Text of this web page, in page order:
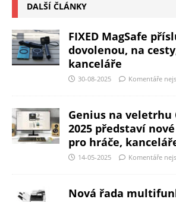
DALŠÍ ČLÁNKY
FIXED MagSafe
dovolenou, na
kanceláře
30-08-2025 Komentáře
Genius na veletrhu
2025 představí
pro hráče,
14-05-2025 Komentáře
Nová řada